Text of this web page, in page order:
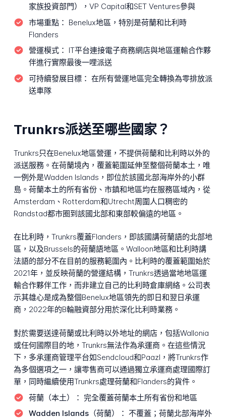
家族投資部門），VP Capital和SET Ventures參與
市場重點： Benelux地區，特別是荷蘭和比利時
Flanders
營運模式： IT平台連接電子商務網店與地區運輸合作夥
伴進行實際最後一哩派送
可持續發展目標： 在所有營運地區完全轉換為零排放派
送車隊
Trunkrs派送至哪些國家？
Trunkrs只在Benelux地區營運，不提供荷蘭和比利時以外的
派送服務。在荷蘭境內，覆蓋範圍延伸至整個荷蘭本土，唯
一例外是Wadden Islands，即位於該國北部海岸外的小群
島。荷蘭本土的所有省份、市鎮和地區均在服務區域內，從
Amsterdam、Rotterdam和Utrecht周圍人口稠密的
Randstad都市圈到該國北部和東部較偏遠的地區。
在比利時，Trunkrs覆蓋Flanders，即該國講荷蘭語的北部地
區，以及Brussels的荷蘭語地區。Walloon地區和比利時講
法語的部分不在目前的服務範圍內。比利時的覆蓋範圍始於
2021年，並反映荷蘭的營運結構，Trunkrs透過當地地區運
輸合作夥伴工作，而非建立自己的比利時倉庫網絡。公司表
示其雄心是成為整個Benelux地區領先的即日和翌日承運
商，2022年的B輪融資部分用於深化比利時業務。
對於需要送達荷蘭或比利時以外地址的網店，包括Wallonia
或任何國際目的地，Trunkrs無法作為承運商。在這些情況
下，多承運商管理平台如Sendcloud和Paazl，將Trunkrs作
為多個選項之一，讓零售商可以通過獨立承運商處理國際訂
單，同時繼續使用Trunkrs處理荷蘭和Flanders的貨件。
荷蘭（本土）： 完全覆蓋荷蘭本土所有省份和地區
Wadden Islands（荷蘭）： 不覆蓋；荷蘭北部海岸外